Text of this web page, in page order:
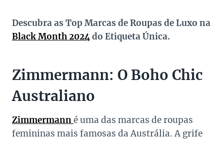
Descubra as Top Marcas de Roupas de Luxo na
Black Month 2024do Etiqueta Única.
Zimmermann: O Boho Chic
Australiano
Zimmermanné uma das marcas de roupas
femininas mais famosas da Austrália. A grife